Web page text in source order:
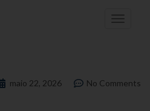
Toggle
maio 22, 2026 No Comments